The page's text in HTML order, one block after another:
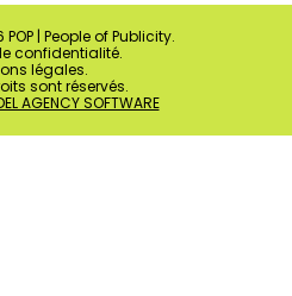
POP | People of Publicity.
confidentialité.
légales.
sont réservés.
AGENCY SOFTWARE